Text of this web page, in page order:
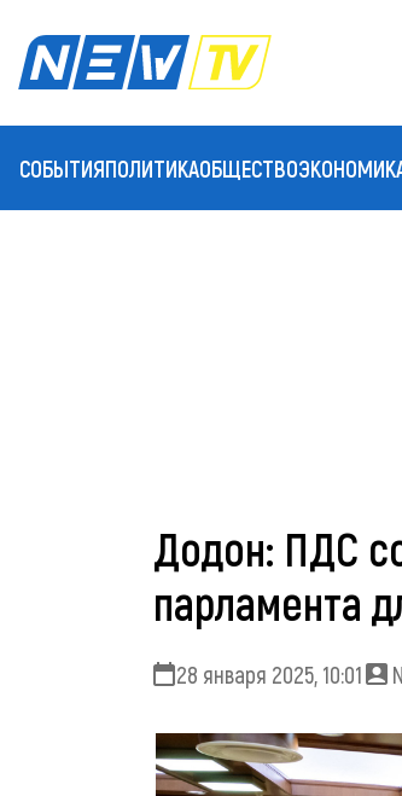
СОБЫТИЯПОЛИТИКАОБЩЕСТВО
Додон: ПДС
парламента
28 января 2025, 10:01